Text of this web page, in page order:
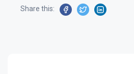
Share this: